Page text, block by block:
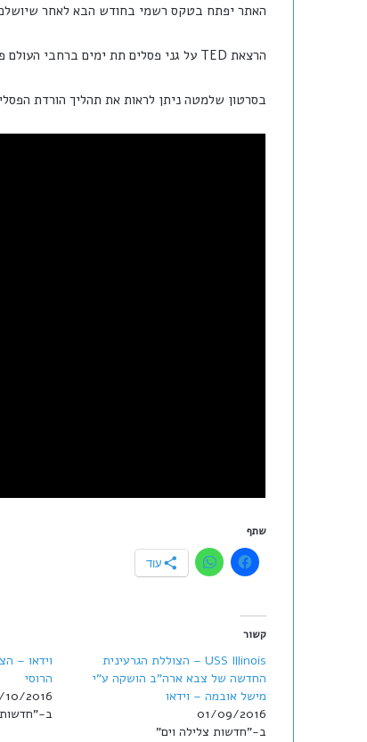
האתר יפתח בטקס רשמי בחודש הבא לאחר
הרצאת TED על גני פסלים תת ימים ברחבי העולם פרסמנו בעבר. לצפיה בכתבה
בסרטון שלמטה ניתן לראות את תהליך הורדת
שתף
עוד
קשור
USS Illinois – הצוללת הגרעינית
החדשה של צבא ארה"ב הושקה ע"י
מישל אובמה – וידאו
01/09/2016
ב-"חדשות צלילה וים"
וידאו –
הרוסי
10/2016
ב-"חדשות